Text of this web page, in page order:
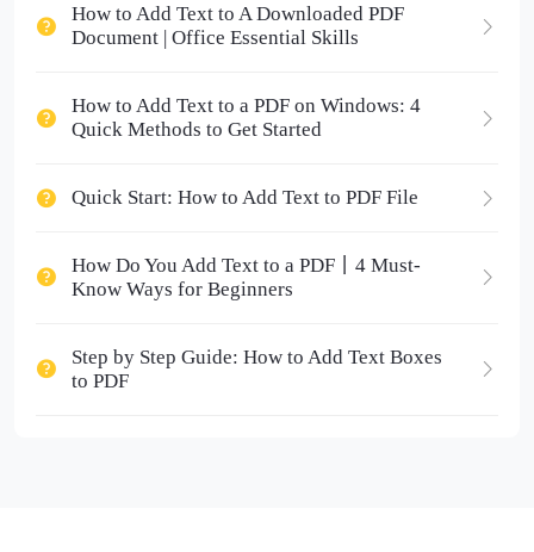
How to Add Text to A Downloaded PDF
Document | Office Essential Skills
How to Add Text to a PDF on Windows: 4
Quick Methods to Get Started
Quick Start: How to Add Text to PDF File
How Do You Add Text to a PDF丨4 Must-
Know Ways for Beginners
Step by Step Guide: How to Add Text Boxes
to PDF